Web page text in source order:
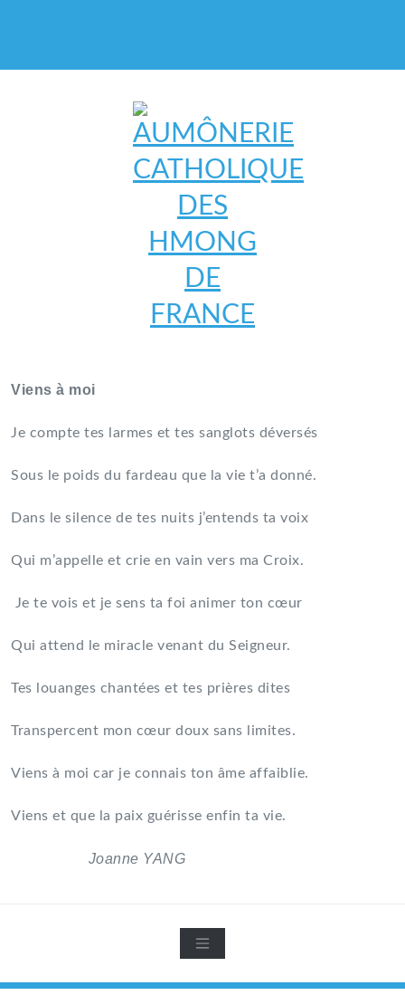
DES HMONG DE FRANCE
Viens à moi
Je compte tes larmes et tes sanglots déversés
Sous le poids du fardeau que la vie t’a donné.
Dans le silence de tes nuits j’entends ta voix
Qui m’appelle et crie en vain vers ma Croix.
Je te vois et je sens ta foi animer ton cœur
Qui attend le miracle venant du Seigneur.
Tes louanges chantées et tes prières dites
Transpercent mon cœur doux sans limites.
Viens à moi car je connais ton âme affaiblie.
Viens et que la paix guérisse enfin ta vie.
Joanne YANG